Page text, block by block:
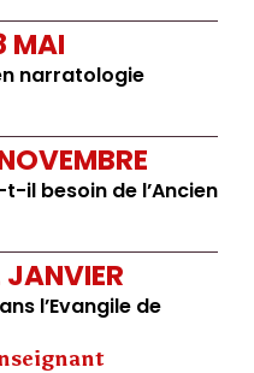
MAI
narratologie
il besoin de l’Ancien
JANVIER
l’Evangile de